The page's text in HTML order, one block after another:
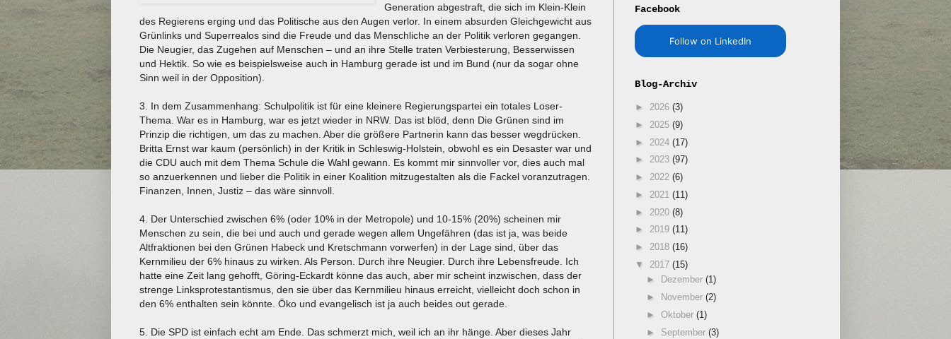
Generation abgestraft, die sich im Klein-Klein
des Regierens erging und das Politische aus den Augen verlor. In einem absurden Gleichgewicht aus
Grünlinks und Superrealos sind die Freude und das Menschliche an der Politik verloren gegangen.
Die Neugier, das Zugehen auf Menschen – und an ihre Stelle traten Verbiesterung, Besserwissen
und Hektik. So wie es beispielsweise auch in Hamburg gerade ist und im Bund (nur da sogar ohne
Sinn weil in der Opposition).
3. In dem Zusammenhang: Schulpolitik ist für eine kleinere Regierungspartei ein totales Loser-
Thema. War es in Hamburg, war es jetzt wieder in NRW. Das ist blöd, denn Die Grünen sind im
Prinzip die richtigen, um das zu machen. Aber die größere Partnerin kann das besser wegdrücken.
Britta Ernst war kaum (persönlich) in der Kritik in Schleswig-Holstein, obwohl es ein Desaster war und
die CDU auch mit dem Thema Schule die Wahl gewann. Es kommt mir sinnvoller vor, dies auch mal
so anzuerkennen und lieber die Politik in einer Koalition mitzugestalten als die Fackel voranzutragen.
Finanzen, Innen, Justiz – das wäre sinnvoll.
4. Der Unterschied zwischen 6% (oder 10% in der Metropole) und 10-15% (20%) scheinen mir
Menschen zu sein, die bei und auch und gerade wegen allem Ungefähren (das ist ja, was beide
Altfraktionen bei den Grünen Habeck und Kretschmann vorwerfen) in der Lage sind, über das
Kernmilieu der 6% hinaus zu wirken. Als Person. Durch ihre Neugier. Durch ihre Lebensfreude. Ich
hatte eine Zeit lang gehofft, Göring-Eckardt könne das auch, aber mir scheint inzwischen, dass der
strenge Linksprotestantismus, den sie über das Kernmilieu hinaus erreicht, vielleicht doch schon in
den 6% enthalten sein könnte. Öko und evangelisch ist ja auch beides out gerade.
5. Die SPD ist einfach echt am Ende. Das schmerzt mich, weil ich an ihr hänge. Aber dieses Jahr
Facebook
Follow on LinkedIn
Blog-Archiv
► 2026 (3)
► 2025 (9)
► 2024 (17)
► 2023 (97)
► 2022 (6)
► 2021 (11)
► 2020 (8)
► 2019 (11)
► 2018 (16)
▼ 2017 (15)
►
Dezember (1)
►
November (2)
► Oktober (1)
► September (3)